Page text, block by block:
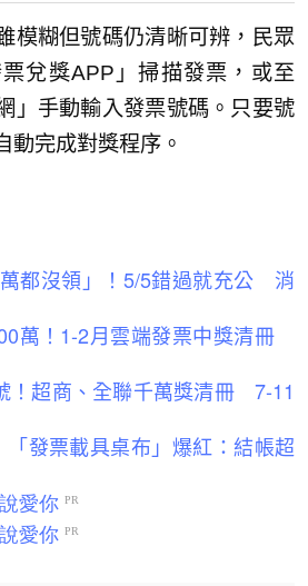
模糊但號碼仍清晰可辨，民眾
兌獎APP」掃描發票，或至
」手動輸入發票號碼。只要號
動完成對獎程序。
都沒領」！5/5錯過就充公 消
萬！1-2月雲端發票中獎清冊
！超商、全聯千萬獎清冊 7-11
發票載具桌布」爆紅：結帳超